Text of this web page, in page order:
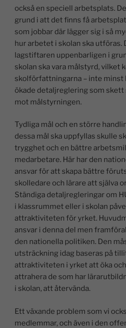
också en speciell arbetsplats.
grund i att det finns få
som jobbar där lägger sig i så
hur arbetet i skolan ska
lagstiftaren uppenbarligen i
skolan ska vara målstyrd, vilket
skolförfattningarna – inte minst
ökade detaljreglering som
mot målstyrningen.
Tydliga mål och en större
dessa mål ska uppfyllas skulle
trygghet och en bättre
medarbetare. Här har den
ansvar för att skapa bättre
skolledare och lärare att själva
Ständiga detaljregleringar om
i klassrummet eller i skolan
attraktiviteten för yrket.
ansvar i denna del men
den nationella politiken. Den
utsträckning idag baseras på
attraktiviteten i yrket att öka
attrahera de som har
i skolan, att återvända.
Ett växande problem som vi
medlemmar, och även i den